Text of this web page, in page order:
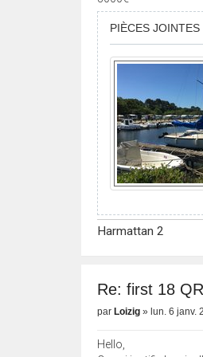
PIÈCES JOINTES
Harmattan 2
Re: first 18
par Loizig » lun. 6 janv.
Hello,